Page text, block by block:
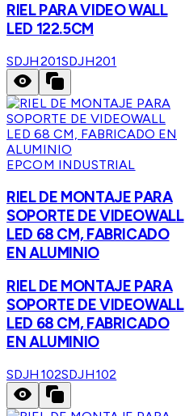
RIEL PARA VIDEO WALL
LED 122.5CM
SDJH201SDJH201
EPCOM INDUSTRIAL
RIEL DE MONTAJE PARA
SOPORTE DE VIDEOWALL
LED 68 CM, FABRICADO
EN ALUMINIO
RIEL DE MONTAJE PARA
SOPORTE DE VIDEOWALL
LED 68 CM, FABRICADO
EN ALUMINIO
SDJH102SDJH102